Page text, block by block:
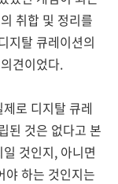
취합 및 정리를
지탈 큐레이션의
견이었다.
로 디지탈 큐레
된 것은 없다고 본
것인지, 아니면
야 하는 것인지는